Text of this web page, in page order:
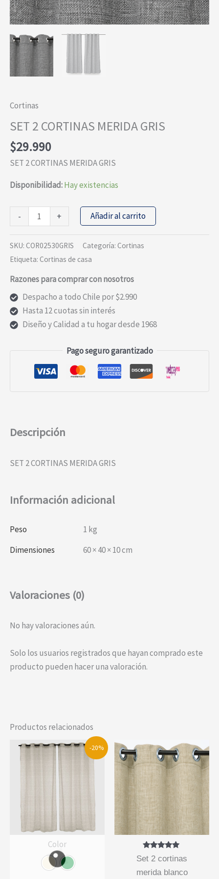
Cortinas
SET 2 CORTINAS MERIDA GRIS
$29.990
SET 2 CORTINAS MERIDA GRIS
Disponibilidad:Hay existencias
-
2
CORTINAS
MERIDA
cantidad
+ Añadir al carrito
SKU: COR02530GRIS Categoría: Cortinas
Etiqueta: Cortinas de casa
Razones para comprar con nosotros
Despacho a todo Chile por $2.990
Hasta 12 cuotas sin interés
Diseño y Calidad a tu hogar desde 1968
Pago seguro garantizado
Descripción
SET 2 CORTINAS MERIDA GRIS
Información adicional
Peso
1 kg
Dimensiones
60 × 40 × 10 cm
Valoraciones (0)
No hay valoraciones aún.
Solo los usuarios registrados que hayan comprado este
producto pueden hacer una valoración.
Productos relacionados
-20%
Color
Valorado
con
5.00
de 5
set 2 cortinas
merida blanco